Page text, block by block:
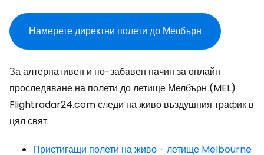
Намерете директни полети до Мелбърн
За алтернативен и по-забавен начин за онлайн
проследяване на полети до летище Мелбърн (MEL)
Flightradar24.com следи на живо въздушния трафик в
цял свят.
Пристигащи полети на живо - летище Melbourne